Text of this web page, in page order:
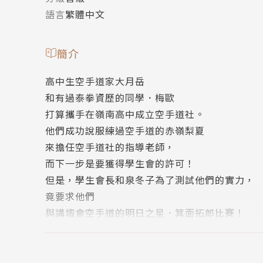
語言繁體中文
簡介
高中生空手道家大月岳
和有過泰拳資歷的同學．梅歐
打算攜手在嶺南高中成立空手道社。
他們成功說服練過空手道的赤嶺梨夏
來擔任空手道社的指導老師，
而下一步是要獲得學生會的許可！
但是，學生會長和泉冬子為了測試他們的實力，
竟要求他們
與講壇會空手道的明日之星．箕面拓郎比賽！
※ 重要提醒：本書為尖端出版重新製作，與華